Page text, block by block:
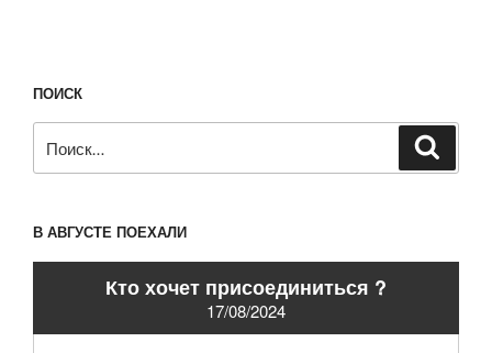
ПОИСК
В АВГУСТЕ ПОЕХАЛИ
Кто хочет присоединиться ?
17/08/2024